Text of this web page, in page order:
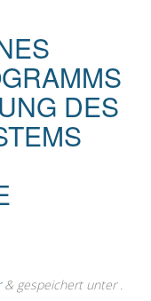
DES
& gespeichert unter .